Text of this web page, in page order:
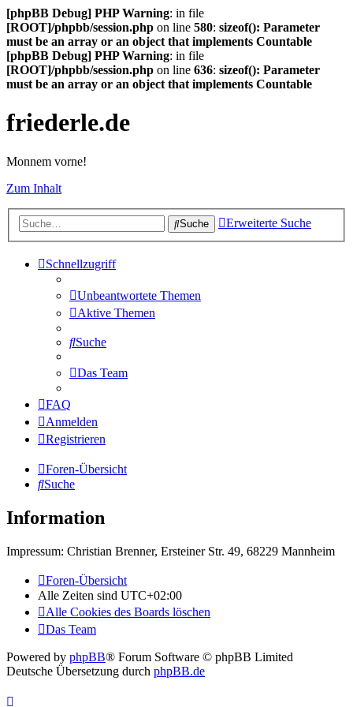
[phpBB Debug] PHP Warning: in file
[ROOT]/phpbb/session.php on line 580: sizeof(): Parameter
must be an array or an object that implements Countable
[phpBB Debug] PHP Warning: in file
[ROOT]/phpbb/session.php on line 636: sizeof(): Parameter
must be an array or an object that implements Countable
friederle.de
Monnem vorne!
Zum Inhalt
Suche Erweiterte Suche
Schnellzugriff
Unbeantwortete Themen
Aktive Themen
Suche
Das Team
FAQ
Anmelden
Registrieren
Foren-Übersicht
Suche
Information
Impressum: Christian Brenner, Ersteiner Str. 49, 68229 Mannheim
Foren-Übersicht
Alle Zeiten sind UTC+02:00
Alle Cookies des Boards löschen
Das Team
Powered by phpBB® Forum Software © phpBB Limited
Deutsche Übersetzung durch phpBB.de